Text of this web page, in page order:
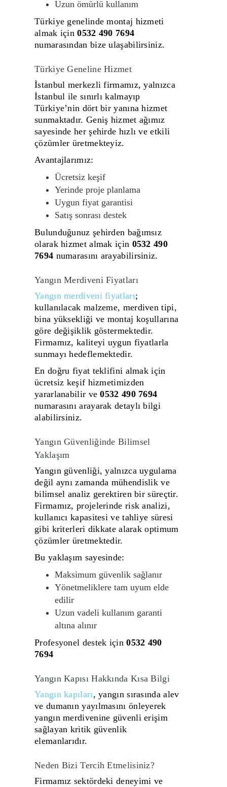
Uzun ömürlü kullanım
Türkiye genelinde montaj hizmeti
almak için0532 490 7694
numarasından bize ulaşabilirsiniz.
Türkiye Geneline Hizmet
İstanbul merkezli firmamız, yalnızca
İstanbul ile sınırlı kalmayıp
Türkiye’nin dört bir yanına hizmet
sunmaktadır. Geniş hizmet ağımız
sayesinde her şehirde hızlı ve etkili
çözümler üretmekteyiz.
Avantajlarımız:
Ücretsiz keşif
Yerinde proje planlama
Uygun fiyat garantisi
Satış sonrası destek
Bulunduğunuz şehirden bağımsız
olarak hizmet almak için 0532 490
7694 numarasını arayabilirsiniz.
Yangın Merdiveni Fiyatları
Yangın merdiveni fiyatları;
kullanılacak malzeme, merdiven tipi,
bina yüksekliği ve montaj koşullarına
göre değişiklik göstermektedir.
Firmamız, kaliteyi uygun fiyatlarla
sunmayı hedeflemektedir.
En doğru fiyat teklifini almak için
ücretsiz keşif hizmetimizden
yararlanabilir ve0532 490 7694
numarasını arayarak detaylı bilgi
alabilirsiniz.
Yangın Güvenliğinde Bilimsel
Yaklaşım
Yangın güvenliği, yalnızca uygulama
değil aynı zamanda mühendislik ve
bilimsel analiz gerektiren bir süreçtir.
Firmamız, projelerinde risk analizi,
kullanıcı kapasitesi ve tahliye süresi
gibi kriterleri dikkate alarak optimum
çözümler üretmektedir.
Bu yaklaşım sayesinde:
Maksimum güvenlik sağlanır
Yönetmeliklere tam uyum elde
edilir
Uzun vadeli kullanım garanti
altına alınır
Profesyonel destek için0532 490
7694
Yangın Kapısı Hakkında Kısa Bilgi
Yangın kapıları, yangın sırasında alev
ve dumanın yayılmasını önleyerek
yangın merdivenine güvenli erişim
sağlayan kritik güvenlik
elemanlarıdır.
Neden Bizi Tercih Etmelisiniz?
Firmamız sektördeki deneyimi ve